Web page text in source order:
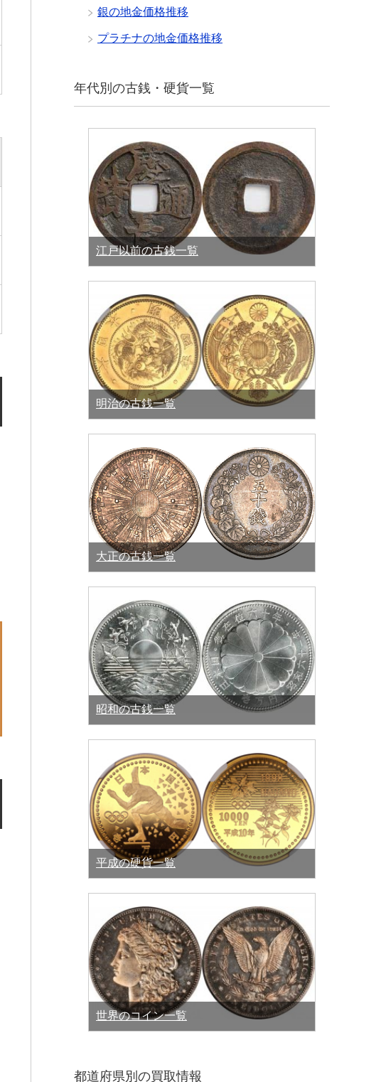
銀の地金価格推移
プラチナの地金価格推移
年代別の古銭・硬貨一覧
江戸以前の古銭一覧
明治の古銭一覧
大正の古銭一覧
昭和の古銭一覧
平成の硬貨一覧
世界のコイン一覧
都道府県別の買取情報